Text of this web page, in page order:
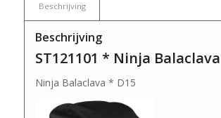
Beschrijving
Beschrijving
ST121101 * Ninja
Ninja Balaclava * D15